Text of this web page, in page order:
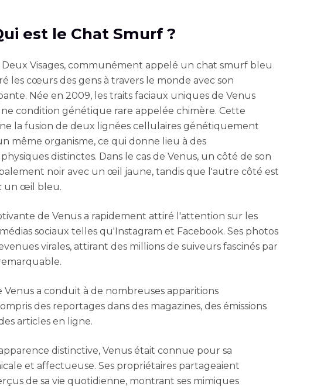
est le Chat Smurf ?
Deux Visages, communément appelé un chat smurf bleu
les cœurs des gens à travers le monde avec son
Née en 2009, les traits faciaux uniques de Venus
condition génétique rare appelée chimère. Cette
la fusion de deux lignées cellulaires génétiquement
même organisme, ce qui donne lieu à des
distinctes. Dans le cas de Venus, un côté de son
noir avec un œil jaune, tandis que l'autre côté est
un œil bleu.
de Venus a rapidement attiré l'attention sur les
sociaux telles qu'Instagram et Facebook. Ses photos
virales, attirant des millions de suiveurs fascinés par
Venus a conduit à de nombreuses apparitions
des reportages dans des magazines, des émissions
articles en ligne.
distinctive, Venus était connue pour sa
et affectueuse. Ses propriétaires partageaient
de sa vie quotidienne, montrant ses mimiques